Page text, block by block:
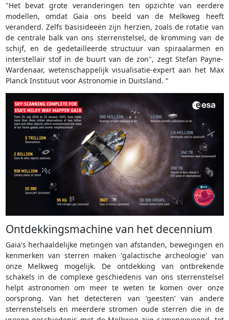
"Het bevat grote veranderingen ten opzichte van eerdere
modellen, omdat Gaia ons beeld van de Melkweg heeft
veranderd. Zelfs basisideeën zijn herzien, zoals de rotatie van
de centrale balk van ons sterrenstelsel, de kromming van de
schijf, en de gedetailleerde structuur van spiraalarmen en
interstellair stof in de buurt van de zon", zegt Stefan Payne-
Wardenaar, wetenschappelijk visualisatie-expert aan het Max
Planck Instituut voor Astronomie in Duitsland. “
Ontdekkingsmachine van het decennium
Gaia's herhaaldelijke metingen van afstanden, bewegingen en
kenmerken van sterren maken 'galactische archeologie' van
onze Melkweg mogelijk. De ontdekking van ontbrekende
schakels in de complexe geschiedenis van ons sterrenstelsel
helpt astronomen om meer te weten te komen over onze
oorsprong. Van het detecteren van ‘geesten’ van andere
sterrenstelsels en meerdere stromen oude sterren die in de